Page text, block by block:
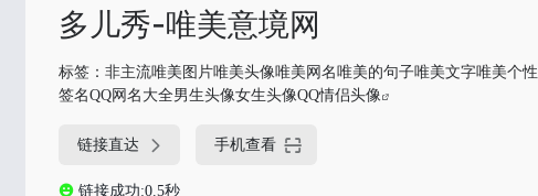
多儿秀-唯美意境网
标签： 非主流唯美图片唯美头像唯美网名唯美的句子唯美文字唯美个性
签名QQ网名大全男生头像女生头像QQ情侣头像
链接直达 手机查看
链接成功:0.5秒